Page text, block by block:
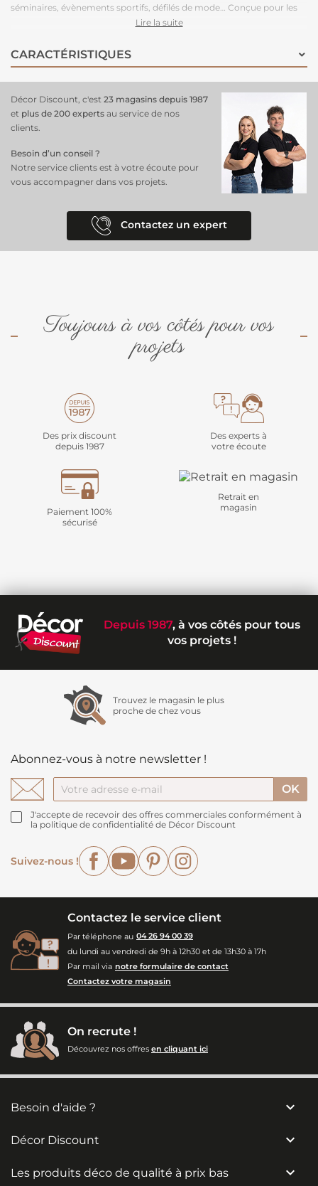
séminaires, évènements sportifs, défilés de mode… Conçue pour les
grands volumes de pose, cette moquette est légère à manipuler,
face. Très stable, cette moquette peut être posée en bord à bord ou
en superposé. Parce que le respect de l’environnement est la priorité
moquette 100% recyclable, permettant un recyclage total après
Lire la suite
CARACTÉRISTIQUES
Décor Discount, c'est 23 magasins depuis 1987
et plus de 200 experts au service de nos
clients.
Besoin d’un conseil ?
Notre service clients est à votre écoute pour
vous accompagner dans vos projets.
Contactez un expert
Toujours à vos côtés pour vos
projets
Des prix discount
depuis 1987
Des experts à
votre écoute
Paiement 100%
sécurisé
Retrait en
magasin
Depuis 1987, à vos côtés pour tous
vos projets !
Trouvez le magasin le plus
proche de chez vous
Abonnez-vous à notre newsletter !
J'accepte de recevoir des offres commerciales conformément à
la politique de confidentialité de Décor Discount
Suivez-nous !
FacebookYouTubePinterest
Contactez le service client
Par téléphone au 04 26 94 00 39
du lundi au vendredi de 9h à 12h30 et de 13h30 à 17h
Par mail via notre formulaire de contact
Contactez votre magasin
On recrute !
Découvrez nos offres en cliquant ici
Besoin d'aide ? 
Décor Discount 
Les produits déco de qualité à prix bas 